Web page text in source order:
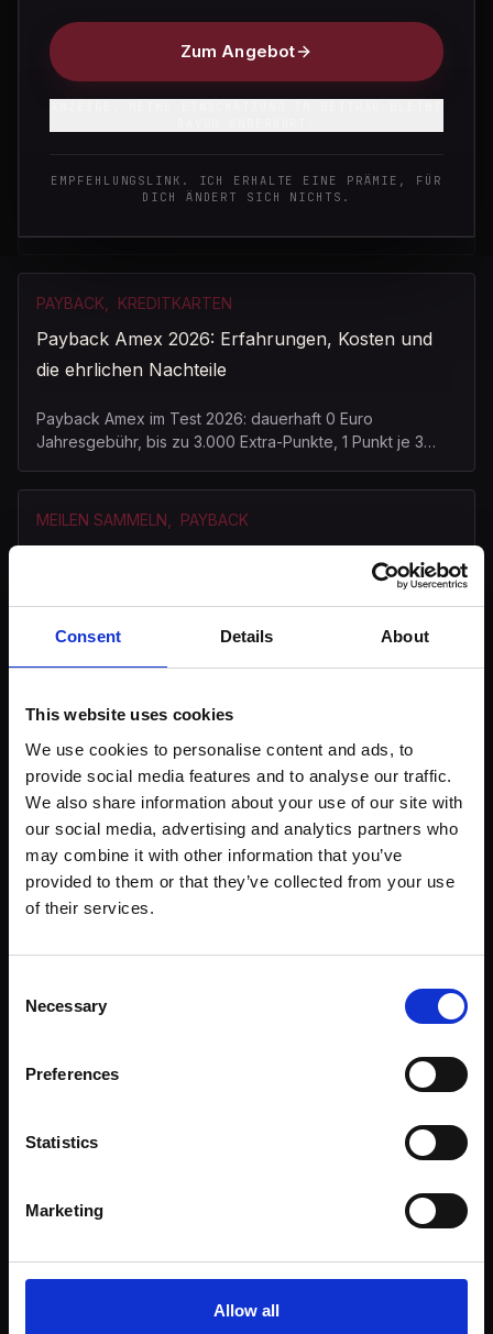
Consent Details About
This website uses cookies
We use cookies to personalise content and ads, to
provide social media features and to analyse our traffic.
We also share information about your use of our site with
our social media, advertising and analytics partners who
may combine it with other information that you’ve
provided to them or that they’ve collected from your use
of their services.
Selection
Necessary
Preferences
Statistics
Marketing
Allow all
einrichtest und maximierst — inkl. Payback Amex Tipp.
PAYBACK
Neu seit April 2026: Jetzt PAYBACK Punkte bei über 7.000
PAYBACK KREDITKARTEN
Payback Amex 2026: Erfahrungen, Kosten und
die ehrlichen Nachteile
Payback Amex im Test 2026: dauerhaft 0 Euro
Jahresgebühr, bis zu 3.000 Extra-Punkte, 1 Punkt je 3
MEILEN SAMMELN PAYBACK
Payback-Aktionen 2026 im Überblick: Mit Kreditkarte,
Payback Coupons: Punkte vervielfachen
Payback Coupons richtig nutzen: eCoupons,
Multiplikatoren & Insider-Tipps. Kombiniere sie mit der
Payback AmEx und sammel bis zu 15x Punkte. Jetzt lesen!
Die besten Payback-Aktionen und Angebote für
Transferbonus, Amex, Abos, Coupons und Tipps. So
machst du aus Punkten echte Miles & More Meilen.
Zum Angebot
EMPFEHLUNGSLINK. ICH ERHALTE EINE PRÄMIE, FÜR
DICH ÄNDERT SICH NICHTS.